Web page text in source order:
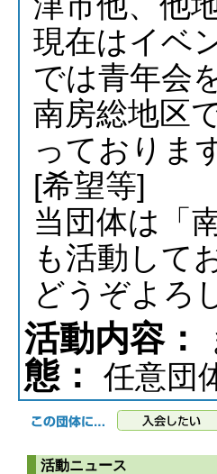
現在はイベ
では青年会
南房総地区
っておりま
[希望等]
当団体は「
も活動して
どうぞよろ
活動内容：
態：
任意団
活動ニュース